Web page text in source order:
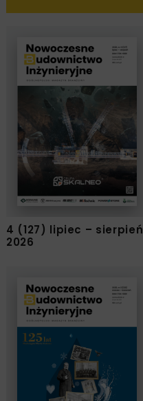
4 (127) lipiec – sierpień
2026